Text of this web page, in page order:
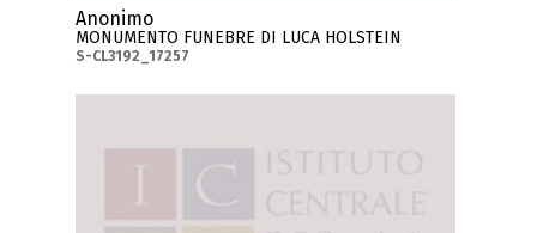
Anonimo
MONUMENTO FUNEBRE DI LUCA HOLSTEIN
S-CL3192_17257